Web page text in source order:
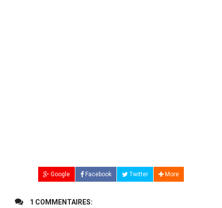
Google Facebook Twitter More
1 COMMENTAIRES: